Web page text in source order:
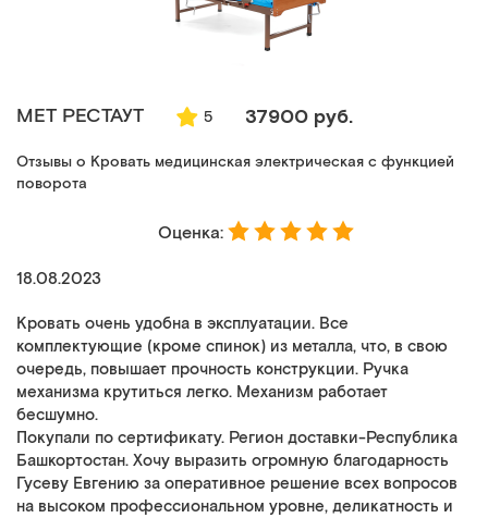
MET РЕСТАУТ 5 37900 руб.
Отзывы о Кровать медицинская электрическая с функцией
поворота
Оценка:
18.08.2023
Кровать очень удобна в эксплуатации. Все
комплектующие (кроме спинок) из металла, что, в свою
очередь, повышает прочность конструкции. Ручка
механизма крутиться легко. Механизм работает
бесшумно.
Покупали по сертификату. Регион доставки-Республика
Башкортостан. Хочу выразить огромную благодарность
Гусеву Евгению за оперативное решение всех вопросов
на высоком профессиональном уровне, деликатность и